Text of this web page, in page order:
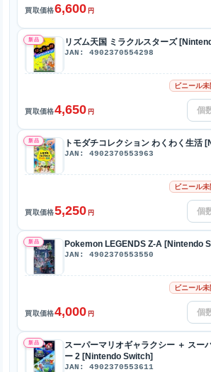
買取価格6,600 円
新品 リズム天国 ミラクルスターズ
JAN: 4902370554298
ビニール
買取価格4,650 円
新品 トモダチコレクション わくわく生活
JAN: 4902370553963
ビニール
買取価格5,250 円
新品 Pokemon LEGENDS Z-A [Nintendo
JAN: 4902370553550
ビニール
買取価格4,000 円
新品
スーパーマリオギャラクシー ＋ スー
ー 2 [Nintendo Switch]
JAN: 4902370553611